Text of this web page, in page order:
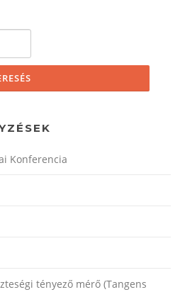
Konferencia
tényező mérő (Tangens